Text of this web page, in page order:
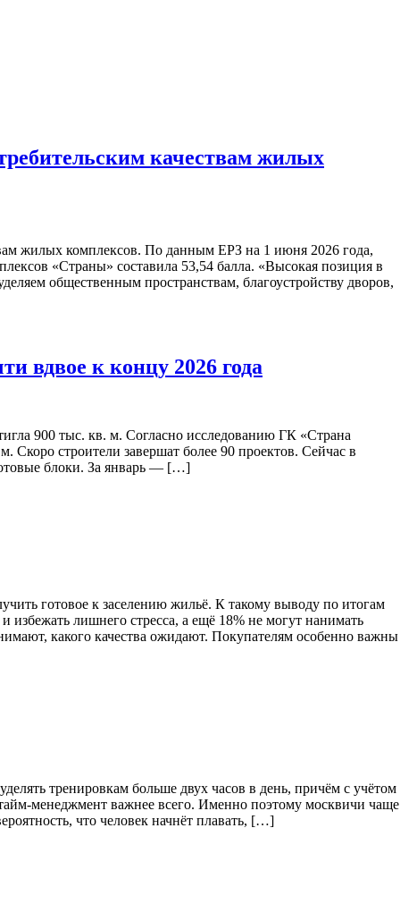
качествам жилых
жилых комплексов. По данным ЕРЗ на 1 июня 2026 года,
«Страны» составила 53,54 балла. «Высокая позиция в
общественным пространствам, благоустройству дворов,
вдвое к концу 2026 года
900 тыс. кв. м. Согласно исследованию ГК «Страна
строители завершат более 90 проектов. Сейчас в
блоки. За январь — […]
готовое к заселению жильё. К такому выводу по итогам
лишнего стресса, а ещё 18% не могут нанимать
какого качества ожидают. Покупателям особенно важны
тренировкам больше двух часов в день, причём с учётом
менеджмент важнее всего. Именно поэтому москвичи чаще
что человек начнёт плавать, […]